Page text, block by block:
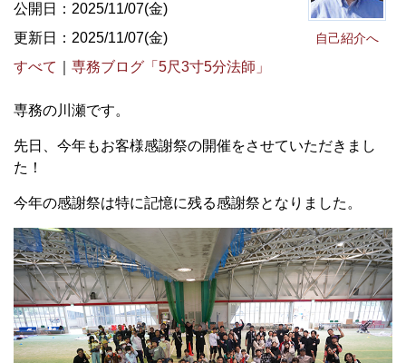
自己紹介へ
公開日：2025/11/07(金)
更新日：2025/11/07(金)
すべて
専務ブログ「5尺3寸5分法師」
専務の川瀬です。
先日、今年もお客様感謝祭の開催をさせていただきまし
た！
今年の感謝祭は特に記憶に残る感謝祭となりました。